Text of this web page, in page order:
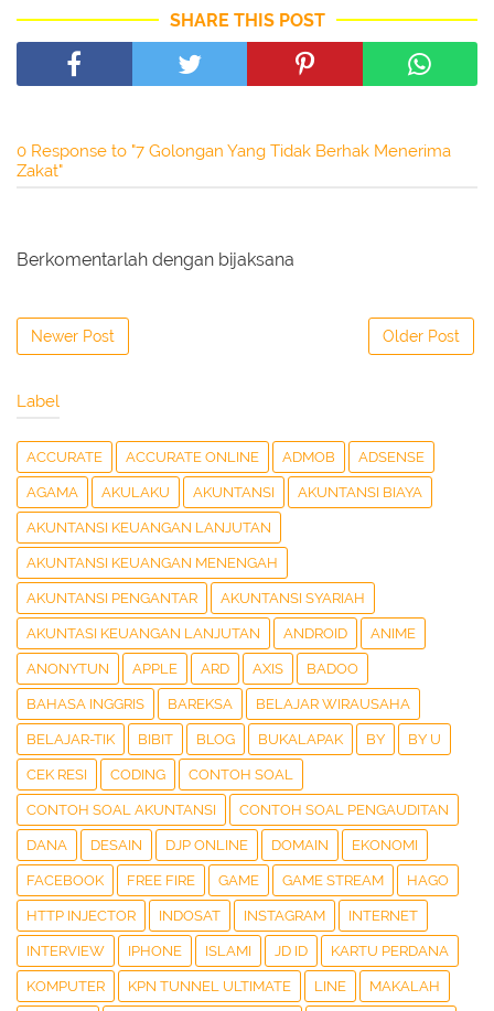
SHARE THIS POST
0 Response to "7 Golongan Yang Tidak Berhak Menerima
Zakat"
Berkomentarlah dengan bijaksana
Newer Post Older Post
Label
ACCURATE ACCURATE ONLINE ADMOB ADSENSE
AGAMA AKULAKU AKUNTANSI AKUNTANSI BIAYA
AKUNTANSI KEUANGAN LANJUTAN
AKUNTANSI KEUANGAN MENENGAH
AKUNTANSI PENGANTAR AKUNTANSI SYARIAH
AKUNTASI KEUANGAN LANJUTAN ANDROID ANIME
ANONYTUN APPLE ARD AXIS BADOO
BAHASA INGGRIS BAREKSA BELAJAR WIRAUSAHA
BELAJAR-TIK BIBIT BLOG BUKALAPAK BY BY U
CEK RESI CODING CONTOH SOAL
CONTOH SOAL AKUNTANSI CONTOH SOAL PENGAUDITAN
DANA DESAIN DJP ONLINE DOMAIN EKONOMI
FACEBOOK FREE FIRE GAME GAME STREAM HAGO
HTTP INJECTOR INDOSAT INSTAGRAM INTERNET
INTERVIEW IPHONE ISLAMI JD ID KARTU PERDANA
KOMPUTER KPN TUNNEL ULTIMATE LINE MAKALAH